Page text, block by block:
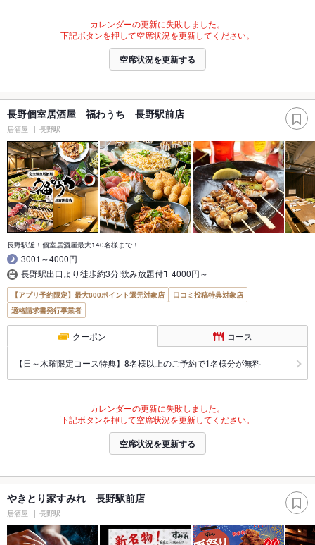
カレンダーの更新に失敗しました。
下記ボタンを押して空席状況を更新してください。
空席状況を更新する
長野個室居酒屋 福わうち 長野駅前店
居酒屋 長野駅
長野駅近！個室居酒屋最大140名様まで！
3001～4000円
長野駅出口より徒歩約3分!飲み放題付ｺｰ4000円～
【アプリ予約限定】最大800ポイント還元対象店
口コミ投稿特典対象店
適格請求書発行事業者
クーポン コース
【日～木曜限定コース特典】8名様以上のご予約で1名様分が無料
カレンダーの更新に失敗しました。
下記ボタンを押して空席状況を更新してください。
空席状況を更新する
やきとり家すみれ 長野駅前店
居酒屋 長野駅